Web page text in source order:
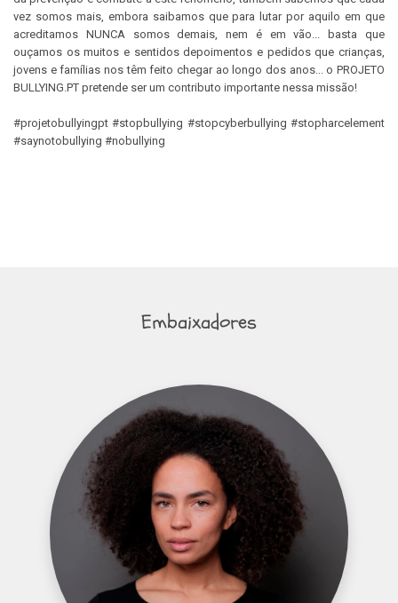
vez somos mais, embora saibamos que para lutar por aquilo em que
acreditamos NUNCA somos demais, nem é em vão... basta que
ouçamos os muitos e sentidos depoimentos e pedidos que crianças,
jovens e famílias nos têm feito chegar ao longo dos anos... o PROJETO
BULLYING.PT pretende ser um contributo importante nessa missão!
#projetobullyingpt #stopbullying #stopcyberbullying #stopharcelement
#saynotobullying #nobullying
Embaixadores